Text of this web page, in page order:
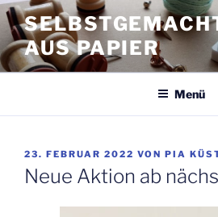
Zum
Inhalt
springenAUS PAPIER
Menü
VERÖFFENTLICHT
AM
23. FEBRUAR 2022 VON PIA
Neue Aktion ab